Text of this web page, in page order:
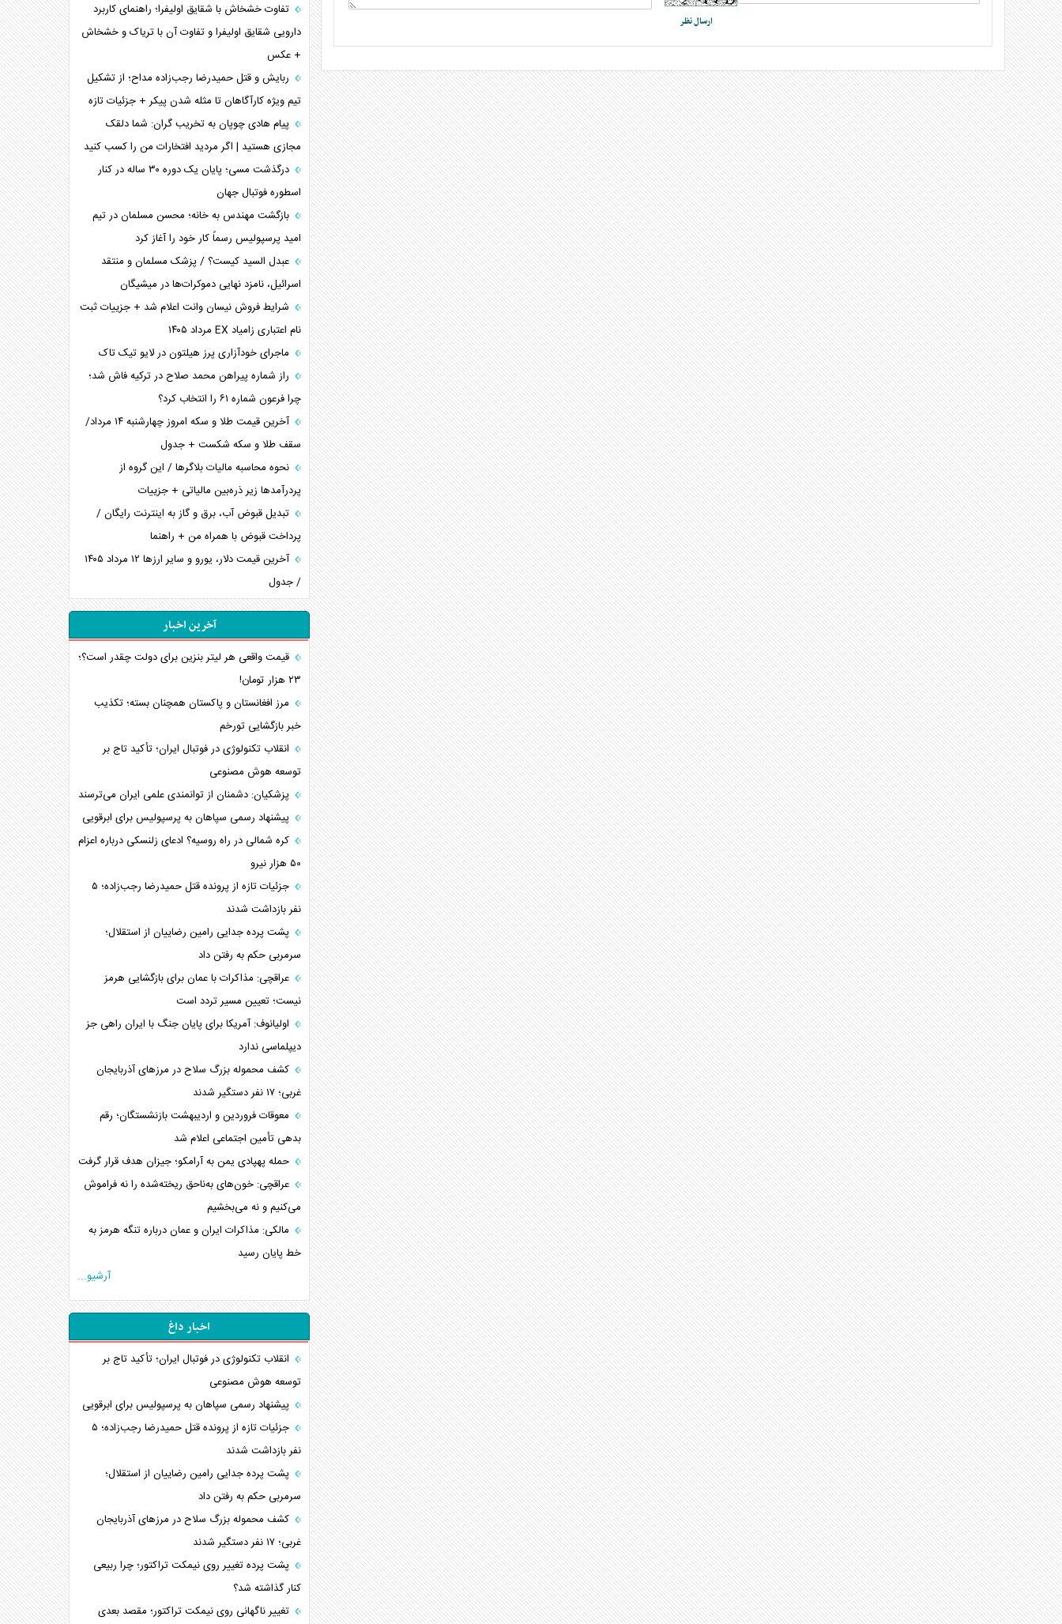
جنگ رمضان و معضل حضور نظامیان آمریکایی
تحلیل جامع پدیده تراستی‌ها
تأثیر جنگ ایران و آمریکا بر اقتصاد جهانی
تخریب پل‌ها در اوکراین و فروپاشی روایت دوگانه
غرب
اربعین، کابوس مشترک تل‌آویو-واشنگتن
تفاوت خشخاش با شقایق اولیفرا؛ راهنمای کاربرد
دارویی شقایق اولیفرا و تفاوت آن با تریاک و خشخاش
+ عکس
ربایش و قتل حمیدرضا رجب‌زاده مداح؛ از تشکیل
تیم ویژه کارآگاهان تا مثله شدن پیکر + جزئیات تازه
پیام هادی چوپان به تخریب گران: شما دلقک
مجازی هستید | اگر مردید افتخارات من را کسب کنید
درگذشت مسی؛ پایان یک دوره ۳۰ ساله در کنار
اسطوره فوتبال جهان
بازگشت مهندس به خانه؛ محسن مسلمان در تیم
امید پرسپولیس رسماً کار خود را آغاز کرد
عبدل السید کیست؟ / پزشک مسلمان و منتقد
اسرائیل، نامزد نهایی دموکرات‌ها در میشیگان
شرایط فروش نیسان وانت اعلام شد + جزییات ثبت
نام اعتباری زامیاد EX مرداد ۱۴۰۵
ماجرای خودآزاری پرز هیلتون در لایو تیک تاک
راز شماره پیراهن محمد صلاح در ترکیه فاش شد؛
چرا فرعون شماره ۶۱ را انتخاب کرد؟
آخرین قیمت طلا و سکه امروز چهارشنبه ۱۴ مرداد/
سقف طلا و سکه شکست + جدول
نحوه محاسبه مالیات بلاگر‌ها / این گروه از
پردرآمد‌ها زیر ذره‌بین مالیاتی + جزییات
تبدیل قبوض آب، برق و گاز به اینترنت رایگان /
پرداخت قبوض با همراه من + راهنما
آخرین قیمت دلار، یورو و سایر ارز‌ها ۱۲ مرداد ۱۴۰۵
/ جدول
آخرین اخبار
قیمت واقعی هر لیتر بنزین برای دولت چقدر است؟؛
۲۳ هزار تومان!
مرز افغانستان و پاکستان همچنان بسته؛ تکذیب
خبر بازگشایی تورخم
انقلاب تکنولوژی در فوتبال ایران؛ تأکید تاج بر
توسعه هوش مصنوعی
پزشکیان: دشمنان از توانمندی علمی ایران می‌ترسند
پیشنهاد رسمی سپاهان به پرسپولیس برای ابرقویی
کره شمالی در راه روسیه؟ ادعای زلنسکی درباره اعزام
۵۰ هزار نیرو
جزئیات تازه از پرونده قتل حمیدرضا رجب‌زاده؛ ۵
نفر بازداشت شدند
پشت پرده جدایی رامین رضاییان از استقلال؛
سرمربی حکم به رفتن داد
عراقچی: مذاکرات با عمان برای بازگشایی هرمز
نیست؛ تعیین مسیر تردد است
اولیانوف: آمریکا برای پایان جنگ با ایران راهی جز
دیپلماسی ندارد
کشف محموله بزرگ سلاح در مرزهای آذربایجان
غربی؛ ۱۷ نفر دستگیر شدند
معوقات فروردین و اردیبهشت بازنشستگان؛ رقم
بدهی تأمین اجتماعی اعلام شد
حمله پهپادی یمن به آرامکو؛ جیزان هدف قرار گرفت
عراقچی: خون‌های به‌ناحق ریخته‌شده را نه فراموش
می‌کنیم و نه می‌بخشیم
مالکی: مذاکرات ایران و عمان درباره تنگه هرمز به
خط پایان رسید
آرشیو...
اخبار داغ
انقلاب تکنولوژی در فوتبال ایران؛ تأکید تاج بر
توسعه هوش مصنوعی
پیشنهاد رسمی سپاهان به پرسپولیس برای ابرقویی
جزئیات تازه از پرونده قتل حمیدرضا رجب‌زاده؛ ۵
نفر بازداشت شدند
پشت پرده جدایی رامین رضاییان از استقلال؛
سرمربی حکم به رفتن داد
کشف محموله بزرگ سلاح در مرزهای آذربایجان
غربی؛ ۱۷ نفر دستگیر شدند
پشت پرده تغییر روی نیمکت تراکتور؛ چرا ربیعی
کنار گذاشته شد؟
تغییر ناگهانی روی نیمکت تراکتور؛ مقصد بعدی